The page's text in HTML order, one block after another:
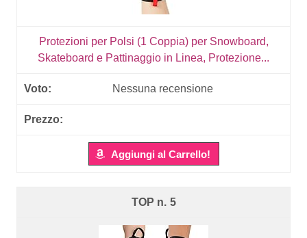
Protezioni per Polsi (1 Coppia) per Snowboard,
Skateboard e Pattinaggio in Linea, Protezione...
Nessuna recensione
Aggiungi al Carrello!
5